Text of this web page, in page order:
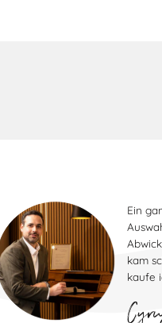
Ein
kam
kaufe